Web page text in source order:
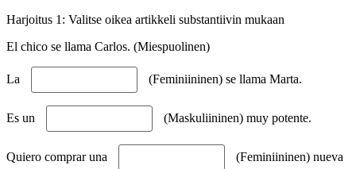
Harjoitus 1: Valitse oikea artikkeli substantiivin mukaan
El chico se llama Carlos. (Miespuolinen)
La (Feminiininen) se llama Marta.
Es un (Maskuliininen) muy potente.
Quiero comprar una
(Feminiininen) nueva